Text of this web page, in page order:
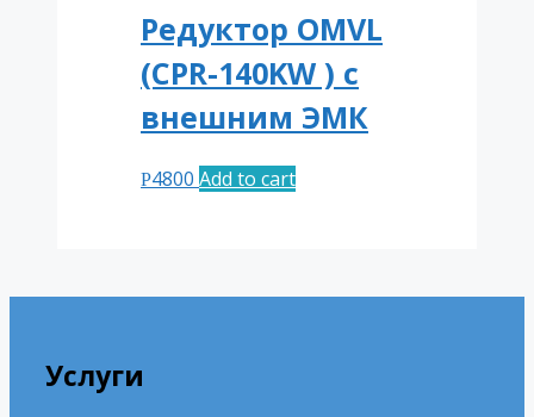
Редуктор OMVL
(CPR-140KW ) с
внешним ЭМК
Р4800 Add to cart
Услуги